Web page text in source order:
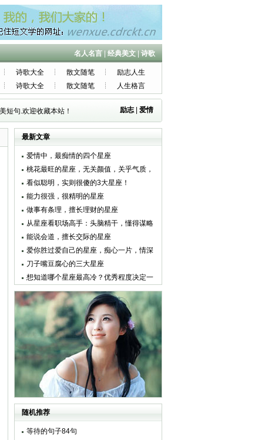
名人名言| 经典美文 诗歌
诗歌大全 散文随笔
励志人生
诗歌大全 散文随笔 人生格言
短句.欢迎收藏本站！ 励志| 爱情
最新文章
爱情中，最痴情的四个星座
桃花最旺的星座，无关颜值，关乎气质，
举手投足都是魅力
看似聪明，实则很傻的3大星座！
能力很强，很精明的星座
做事有条理，擅长理财的星座
从星座看职场高手：头脑精干，懂得谋略
能说会道，擅长交际的星座
爱你胜过爱自己的星座，痴心一片，情深
似海
刀子嘴豆腐心的三大星座
想知道哪个星座最高冷？优秀程度决定一
切！
随机推荐
等待的句子84句